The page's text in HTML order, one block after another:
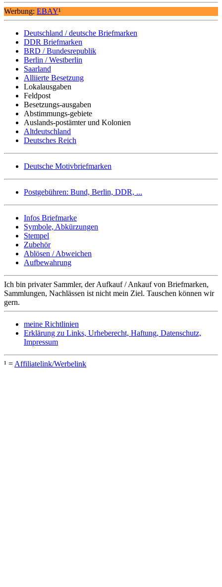
Werbung: EBAY¹
Deutschland / deutsche Briefmarken
DDR Briefmarken
BRD / Bundesrepublik
Berlin / Westberlin
Saarland
Alliierte Besetzung
Lokalausgaben
Feldpost
Besetzungs-ausgaben
Abstimmungs-gebiete
Auslands-postämter und Kolonien
Altdeutschland
Deutsches Reich
Deutsche Motivbriefmarken
Postgebühren: Bund, Berlin, DDR, ...
Infos Briefmarke
Symbole, Abkürzungen
Stempel
Zubehör
Ablösen / Abweichen
Aufbewahrung
Ich bin privater Sammler, der Aufkauf / Ankauf von Briefmarken,
Sammlungen, Nachlässen ist nicht mein Ziel. Tauschen können wir
gern.
meine Richtlinien
Erklärung zu Links, Urheberecht, Haftung, Datenschutz,
Impressum
¹ = Affiliatelink/Werbelink